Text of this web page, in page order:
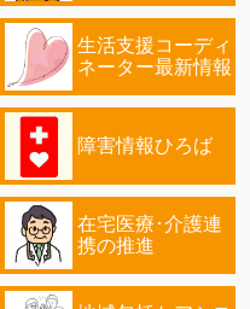
生活支援コーディ
ネーター最新情報
障害情報ひろば
在宅医療･介護連
携の推進